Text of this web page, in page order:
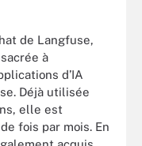
de Langfuse,
à
d’IA
Déjà utilisée
elle est
fois par mois. En